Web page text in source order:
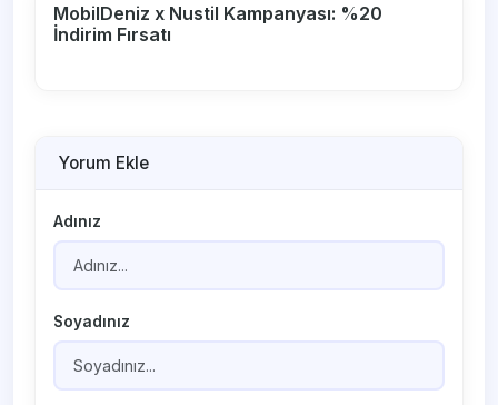
MobilDeniz x Nustil Kampanyası: %20
İndirim Fırsatı
Yorum Ekle
Adınız
Soyadınız